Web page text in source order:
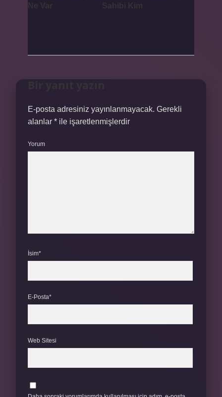
E-posta adresiniz yayınlanmayacak. Gerekli
alanlar * ile işaretlenmişlerdir
Yorum
İsim*
E-Posta*
Web Sitesi